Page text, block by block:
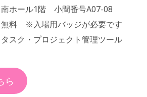
ホール1階 小間番号A07-08
※入場用バッジが必要です
スク・プロジェクト管理ツール
ら